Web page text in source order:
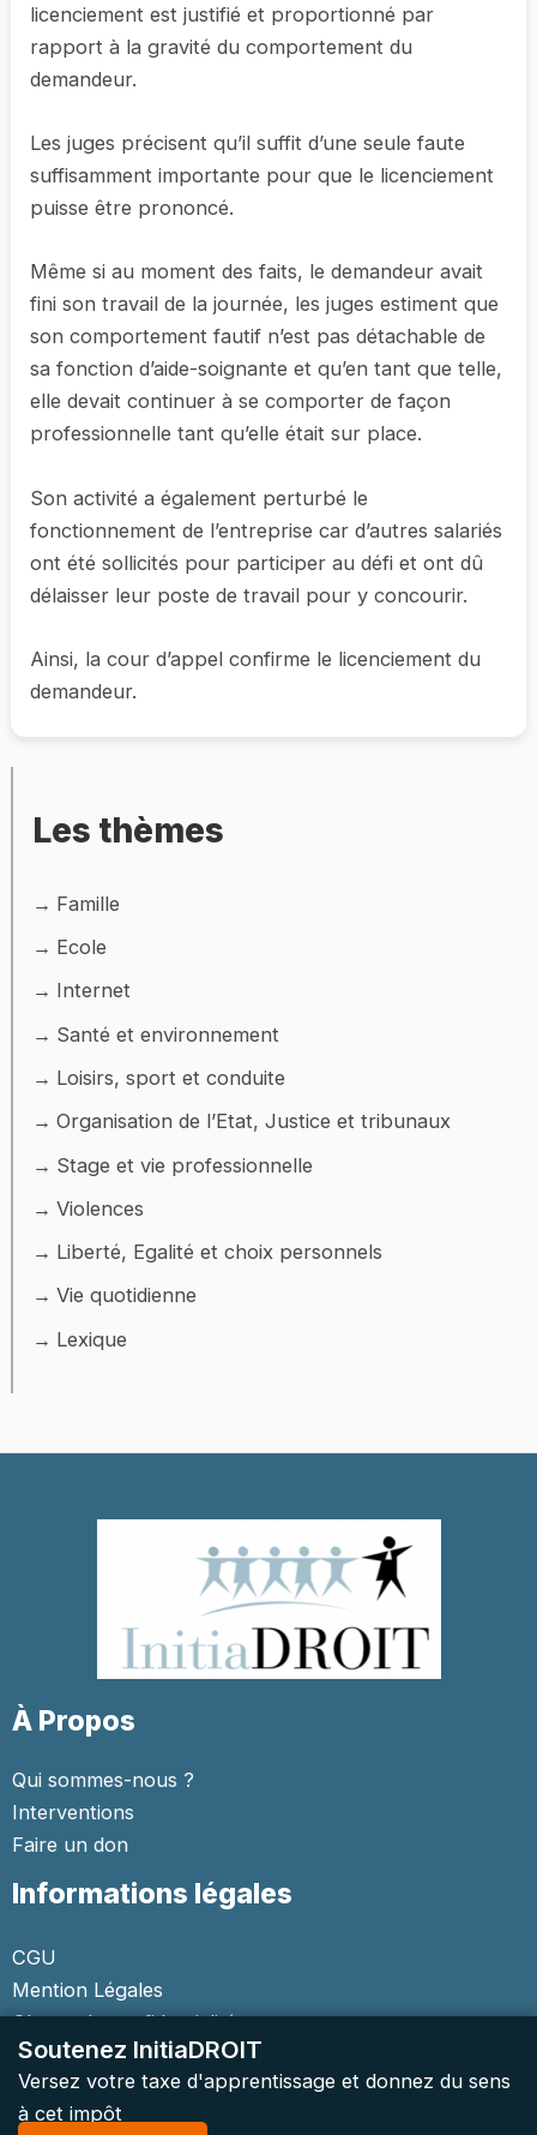
licenciement est justifié et proportionné par
rapport à la gravité du comportement du
demandeur.
Les juges précisent qu’il suffit d’une seule faute
suffisamment importante pour que le licenciement
puisse être prononcé.
Même si au moment des faits, le demandeur avait
fini son travail de la journée, les juges estiment que
son comportement fautif n’est pas détachable de
sa fonction d’aide-soignante et qu’en tant que telle,
elle devait continuer à se comporter de façon
professionnelle tant qu’elle était sur place.
Son activité a également perturbé le
fonctionnement de l’entreprise car d’autres salariés
ont été sollicités pour participer au défi et ont dû
délaisser leur poste de travail pour y concourir.
Ainsi, la cour d’appel confirme le licenciement du
demandeur.
Les thèmes
Famille
Ecole
Internet
Santé et environnement
Loisirs, sport et conduite
Organisation de l’Etat, Justice et tribunaux
Stage et vie professionnelle
Violences
Liberté, Egalité et choix personnels
Vie quotidienne
Lexique
À Propos
Qui sommes-nous ?
Interventions
Faire un don
Informations légales
CGU
Mention Légales
Charte de confidentialité
Soutenez InitiaDROIT
Versez votre taxe d'apprentissage et donnez du sens
à cet impôt